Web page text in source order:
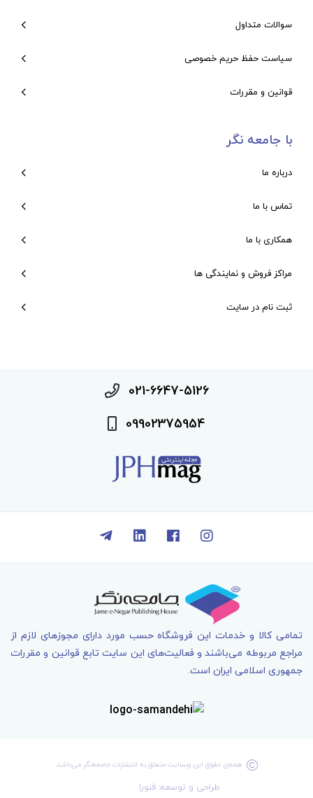
سوالات متداول
سیاست حفظ حریم خصوصی
قوانین و مقررات
با جامعه نگر
درباره ما
تماس با ما
همکاری با ما
مراکز فروش و نمایندگی ها
ثبت نام در سایت
021-6647-5126
09902375954
تمامی کالا و خدمات اين فروشگاه حسب مورد دارای مجوزهای لازم از
مراجع مربوطه می‌باشند و فعاليت‌های اين سايت تابع قوانين و مقررات
جمهوری اسلامی ايران است.
همه‌ی حقوق اين وبسايت متعلق به انتشارات جامعه­‌نگر می‌باشد.
طراحی و توسعه: فنورا